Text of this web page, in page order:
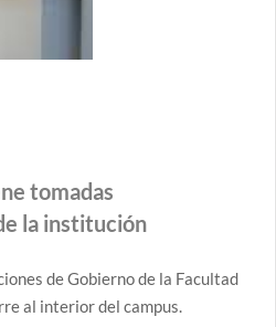
tomadas
la institución
de Gobierno de la Facultad
al interior del campus.